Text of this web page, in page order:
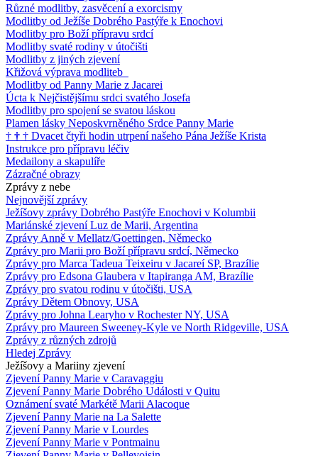
Různé modlitby, zasvěcení a exorcismy
Modlitby od Ježíše Dobrého Pastýře k Enochovi
Modlitby pro Boží přípravu srdcí
Modlitby svaté rodiny v útočišti
Modlitby z jiných zjevení
Křižová výprava modliteb
Modlitby od Panny Marie z Jacarei
Úcta k Nejčistějšímu srdci svatého Josefa
Modlitby pro spojení se svatou láskou
Plamen lásky Neposkvrněného Srdce Panny Marie
† † † Dvacet čtyři hodin utrpení našeho Pána Ježíše Krista
Instrukce pro přípravu léčiv
Medailony a skapulíře
Zázračné obrazy
Zprávy z nebe
Nejnovější zprávy
Ježíšovy zprávy Dobrého Pastýře Enochovi v Kolumbii
Mariánské zjevení Luz de Marii, Argentina
Zprávy Anně v Mellatz/Goettingen, Německo
Zprávy pro Marii pro Boží přípravu srdcí, Německo
Zprávy pro Marca Tadeua Teixeiru v Jacareí SP, Brazílie
Zprávy pro Edsona Glaubera v Itapiranga AM, Brazílie
Zprávy pro svatou rodinu v útočišti, USA
Zprávy Dětem Obnovy, USA
Zprávy pro Johna Learyho v Rochester NY, USA
Zprávy pro Maureen Sweeney-Kyle ve North Ridgeville, USA
Zprávy z různých zdrojů
Hledej Zprávy
Ježíšovy a Mariiny zjevení
Zjevení Panny Marie v Caravaggiu
Zjevení Panny Marie Dobrého Události v Quitu
Oznámení svaté Markétě Marii Alacoque
Zjevení Panny Marie na La Salette
Zjevení Panny Marie v Lourdes
Zjevení Panny Marie v Pontmainu